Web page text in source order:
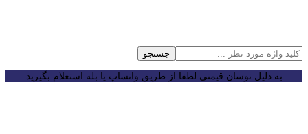
جستجو
به دلیل نوسان قیمتی لطفا از طریق واتساپ یا بله استعلام بگیرید